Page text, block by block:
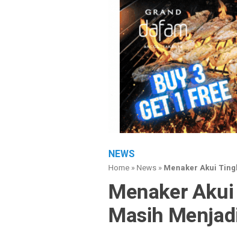
NEWS
Home »News » Menaker Akui
Menaker
Masih